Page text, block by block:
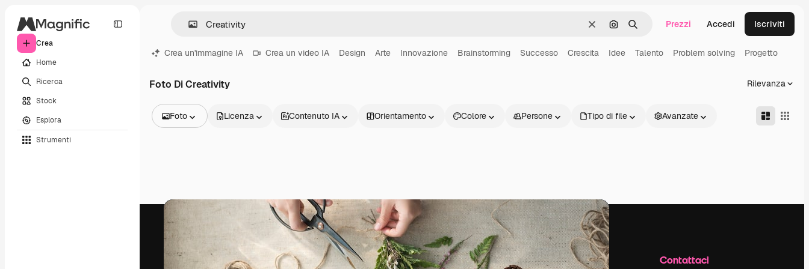
Crea
Home
Ricerca
Stock
Esplora
Strumenti
CancellaCerca per immagine
Ricerca Prezzi Accedi Iscriviti
Crea un'immagine IA Crea un video IA Design Arte Innovazione Brainstorming Successo Crescita Idee Talento Problem solving Progetto
Foto Di Creativity Rilevanza
Foto
Video
Motion graphic
Modelli di video
Icone
Modelli 3D
Licenza Contenuto IA Orientamento Colore Persone Tipo di file Avanzate
Prodotti Inizia Azienda Contattaci